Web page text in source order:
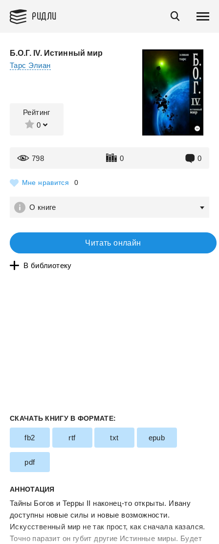
РИДЛИ
Б.О.Г. IV. Истинный мир
Тарс Элиан
Рейтинг
0
798 0 0
Мне нравится 0
О книге
Читать онлайн
В библиотеку
СКАЧАТЬ КНИГУ В ФОРМАТЕ:
fb2 rtf txt epub
pdf
АННОТАЦИЯ
Тайны Богов и Терры II наконец-то открыты. Ивану
доступны новые силы и новые возможности.
Искусственный мир не так прост, как сначала казался.
Точно паразит он губит другие Истинные миры. Будет